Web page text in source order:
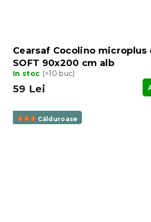
Cearsaf Cocolino microplus
SOFT 90x200 cm alb
In stoc (>10 buc)
59 Lei
Călduroase